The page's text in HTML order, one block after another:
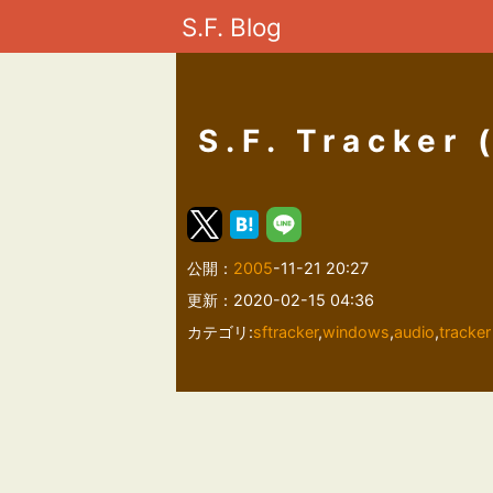
S.F. Blog
S.F. Tracker
公開： 2005-11-21 20:27
更新：2020-02-15 04:36
カテゴリ:sftracker,windows,audio,tracker